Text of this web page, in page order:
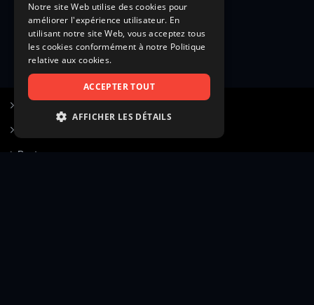
Poster une annonce
Notre site Web utilise des cookies pour
améliorer l'expérience utilisateur. En
utilisant notre site Web, vous acceptez tous
les cookies conformément à notre Politique
relative aux cookies.
ACCEPTER TOUT
AFFICHER LES DÉTAILS